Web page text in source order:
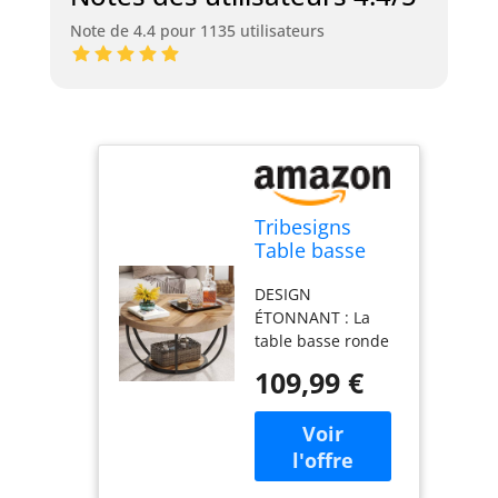
Note de 4.4 pour 1135 utilisateurs
Tribesigns
Table basse
cocktail
industrielle
moderne à 2
niveaux avec
étagères, table
d'appoint de
canapé
circulaire avec
pieds en métal
DESIGN
ÉTONNANT : La
table basse ronde
présente un
design moderne et
élégant qui ajoute
sophistication à
109,99 €